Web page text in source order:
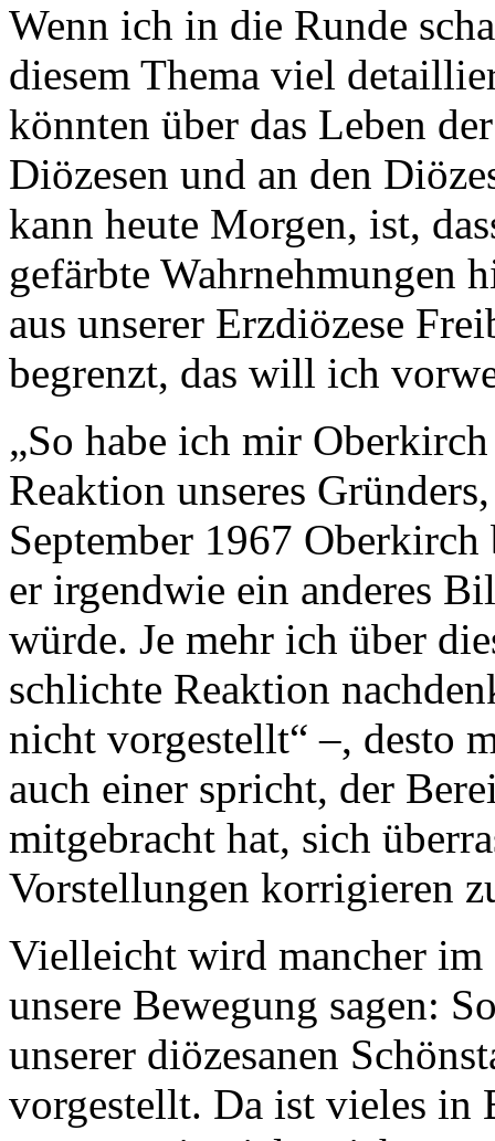
Wenn ich in die Runde
diesem Thema viel
könnten über das Leben
Diözesen und an den
kann heute Morgen, ist,
gefärbte Wahrnehmungen
aus unserer Erzdiözese
begrenzt, das will ich
„So habe ich mir
Reaktion unseres
September 1967
er irgendwie ein anderes
würde. Je mehr ich über
schlichte Reaktion
nicht vorgestellt“ –, desto
auch einer spricht, der
mitgebracht hat, sich
Vorstellungen korrigieren
Vielleicht wird mancher
unsere Bewegung sagen:
unserer diözesanen
vorgestellt. Da ist vieles in